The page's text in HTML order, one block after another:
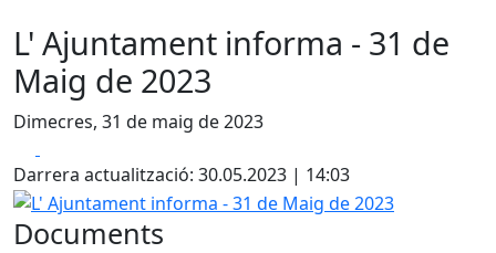
L' Ajuntament informa - 31 de
Maig de 2023
Dimecres, 31 de maig de 2023
Darrera actualització: 30.05.2023 | 14:03
L' Ajuntament informa - 31 de Maig de 2023
Documents